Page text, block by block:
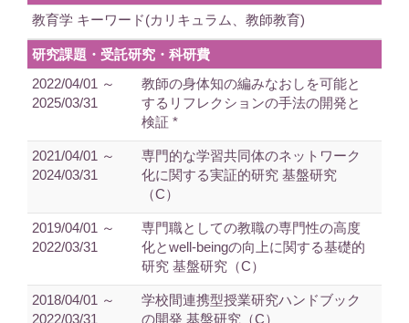
教育学 キーワード(カリキュラム、教師教育)
研究課題・受託研究・科研費
2022/04/01 ～
2025/03/31
教師の身体知の編みなおしを可能と
するリフレクションの手法の開発と
検証 *
2021/04/01 ～
2024/03/31
専門的な学習共同体のネットワーク
化に関する実証的研究 基盤研究
（C）
2019/04/01 ～
2022/03/31
専門職としての教職の専門性の高度
化とwell-beingの向上に関する基礎的
研究 基盤研究（C）
2018/04/01 ～
2022/03/31
学校間連携型授業研究ハンドブック
の開発 基盤研究（C）